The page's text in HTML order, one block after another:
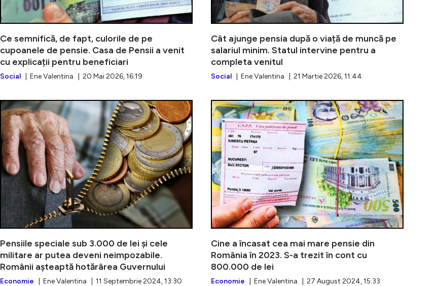
Ce semnifică, de fapt, culorile de pe
cupoanele de pensie. Casa de Pensii a venit
cu explicații pentru beneficiari
Social | Ene Valentina | 20 Mai 2026, 16:19
Cât ajunge pensia după o viață de muncă pe
salariul minim. Statul intervine pentru a
completa venitul
Social | Ene Valentina | 21 Martie 2026, 11:44
Cine se poate pensiona mult mai devreme în România. Unele
Pensiile speciale sub 3.000 de lei și cele
militare ar putea deveni neimpozabile.
Românii așteaptă hotărârea Guvernului
Economie | Ene Valentina | 11 Septembrie 2024, 13:30
Pensiile
Cine a încasat cea mai mare pensie din
România în 2023. S-a trezit în cont cu
800.000 de lei
Economie | Ene Valentina | 27 August 2024, 15:33